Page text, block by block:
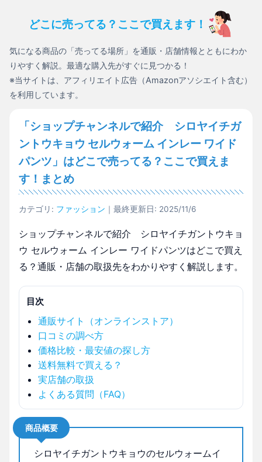
どこに売ってる？ここで買えます！
気になる商品の「売ってる場所」を通販・店舗情報とともにわか
りやすく解説。最適な購入先がすぐに見つかる！
※当サイトは、アフィリエイト広告（Amazonアソシエイト含む）
を利用しています。
「ショップチャンネルで紹介 シロヤイチガ
ントウキョウ セルウォーム インレー ワイド
パンツ」はどこで売ってる？ここで買えま
す！まとめ
カテゴリ: ファッション ｜最終更新日: 2025/11/6
ショップチャンネルで紹介 シロヤイチガントウキョ
ウ セルウォーム インレー ワイドパンツはどこで買え
る？通販・店舗の取扱先をわかりやすく解説します。
目次
通販サイト（オンラインストア）
口コミの調べ方
価格比較・最安値の探し方
送料無料で買える？
実店舗の取扱
よくある質問（FAQ）
商品概要
シロヤイチガントウキョウのセルウォームイ